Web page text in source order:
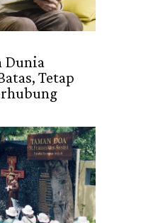
Dunia
Tetap